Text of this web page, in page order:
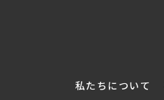
私たちについて